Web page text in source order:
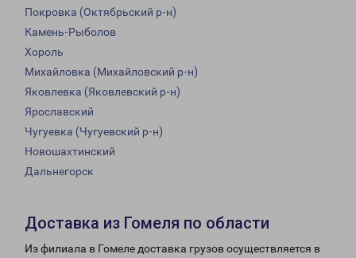
Покровка (Октябрьский р-н)
Камень-Рыболов
Хороль
Михайловка (Михайловский р-н)
Яковлевка (Яковлевский р-н)
Ярославский
Чугуевка (Чугуевский р-н)
Новошахтинский
Дальнегорск
Доставка из Гомеля по области
Из филиала в Гомеле доставка грузов осуществляется в